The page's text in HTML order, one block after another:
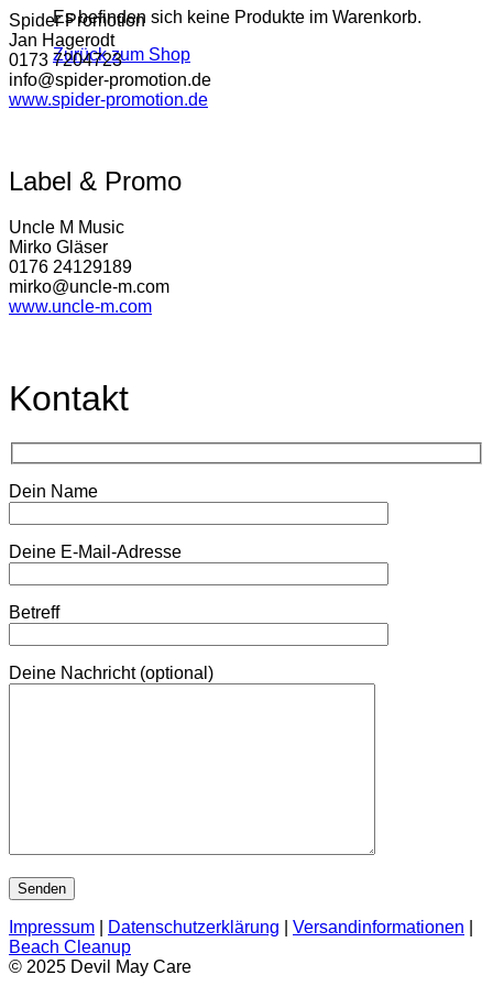
Es befinden sich keine Produkte im Warenkorb.
Zurück zum Shop
Spider Promotion
Jan Hagerodt
0173 7204723
info@spider-promotion.de
www.spider-promotion.de
Label & Promo
Uncle M Music
Mirko Gläser
0176 24129189
mirko@uncle-m.com
www.uncle-m.com
Kontakt
Dein Name
Deine E-Mail-Adresse
Betreff
Deine Nachricht (optional)
Impressum Datenschutzerklärung Versandinformationen
Beach Cleanup
© 2025 Devil May Care